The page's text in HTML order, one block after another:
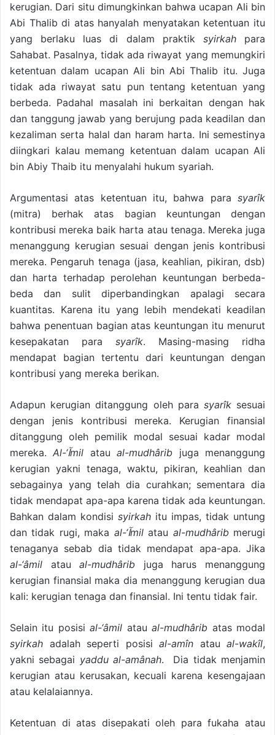
kerugian. Dari situ dimungkinkan bahwa ucapan Ali bin
Abi Thalib di atas hanyalah menyatakan ketentuan itu
yang berlaku luas di dalam praktik syirkahpara
Sahabat. Pasalnya, tidak ada riwayat yang memungkiri
ketentuan dalam ucapan Ali bin Abi Thalib itu. Juga
tidak ada riwayat satu pun tentang ketentuan yang
berbeda. Padahal masalah ini berkaitan dengan hak
dan tanggung jawab yang berujung pada keadilan dan
kezaliman serta halal dan haram harta. Ini semestinya
diingkari kalau memang ketentuan dalam ucapan Ali
bin Abiy Thaib itu menyalahi hukum syariah.
Argumentasi atas ketentuan itu, bahwa para syarîk
(mitra) berhak atas bagian keuntungan dengan
kontribusi mereka baik harta atau tenaga. Mereka juga
menanggung kerugian sesuai dengan jenis kontribusi
mereka. Pengaruh tenaga (jasa, keahlian, pikiran, dsb)
dan harta terhadap perolehan keuntungan berbeda-
beda dan sulit diperbandingkan apalagi secara
kuantitas. Karena itu yang lebih mendekati keadilan
bahwa penentuan bagian atas keuntungan itu menurut
kesepakatan para syarîk. Masing-masing ridha
mendapat bagian tertentu dari keuntungan dengan
kontribusi yang mereka berikan.
Adapun kerugian ditanggung oleh para syarîksesuai
dengan jenis kontribusi mereka. Kerugian finansial
ditanggung oleh pemilik modal sesuai kadar modal
mereka.Al-‘آmil ataual-mudhârib juga menanggung
kerugian yakni tenaga, waktu, pikiran, keahlian dan
sebagainya yang telah dia curahkan; sementara dia
tidak mendapat apa-apa karena tidak ada keuntungan.
Bahkan dalam kondisi syirkah itu impas, tidak untung
dan tidak rugi, maka al-‘آmilatau al-mudhâribmerugi
tenaganya sebab dia tidak mendapat apa-apa. Jika
al-‘âmil ataual-mudhârib juga harus menanggung
kerugian finansial maka dia menanggung kerugian dua
kali: kerugian tenaga dan finansial. Ini tentu tidak fair.
Selain itu posisial-‘âmil ataual-mudhârib atas modal
syirkah adalah seperti posisi al-amîn atau al-wakîl,
yakni sebagai yaddu al-amânah. Dia tidak menjamin
kerugian atau kerusakan, kecuali karena kesengajaan
atau kelalaiannya.
Ketentuan di atas disepakati oleh para fukaha atau